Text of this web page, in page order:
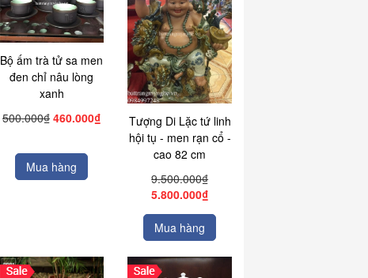
Bộ ấm trà tử sa men
đen chỉ nâu lòng
xanh
500.000₫ 460.000₫
Mua hàng
Tượng Di Lặc tứ linh
hội tụ - men rạn cổ -
cao 82 cm
9.500.000₫
5.800.000₫
Mua hàng